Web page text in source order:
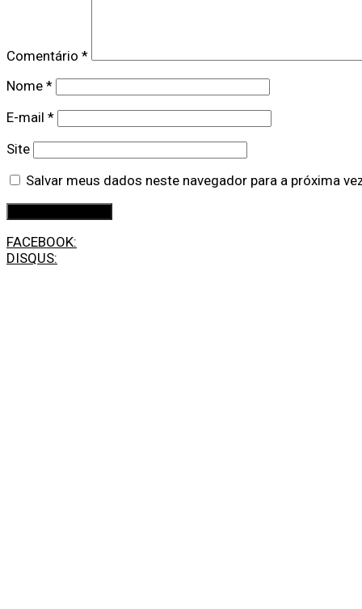
Comentário *
Nome *
E-mail *
Site
Salvar meus dados neste navegador para a próxima
FACEBOOK:
DISQUS: